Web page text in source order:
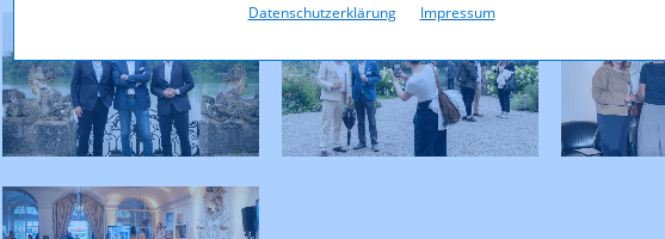
Datenschutzerklärung Impressum